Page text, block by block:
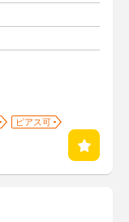
ピアス可